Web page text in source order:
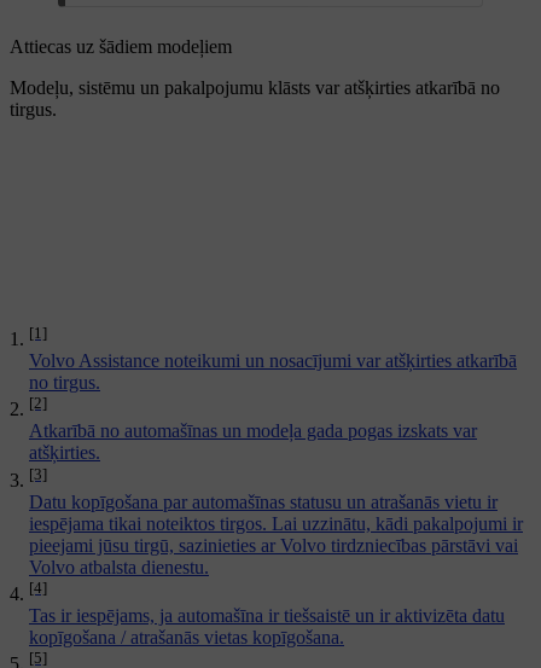
Attiecas uz šādiem modeļiem
Modeļu, sistēmu un pakalpojumu klāsts var atšķirties atkarībā no
tirgus.
[1]
Volvo Assistance noteikumi un nosacījumi var atšķirties atkarībā
no tirgus.
[2]
Atkarībā no automašīnas un modeļa gada pogas izskats var
atšķirties.
[3]
Datu kopīgošana par automašīnas statusu un atrašanās vietu ir
iespējama tikai noteiktos tirgos. Lai uzzinātu, kādi pakalpojumi ir
pieejami jūsu tirgū, sazinieties ar Volvo tirdzniecības pārstāvi vai
Volvo atbalsta dienestu.
[4]
Tas ir iespējams, ja automašīna ir tiešsaistē un ir aktivizēta datu
kopīgošana / atrašanās vietas kopīgošana.
[5]